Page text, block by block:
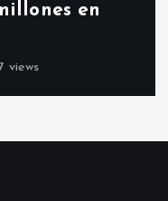
en
views